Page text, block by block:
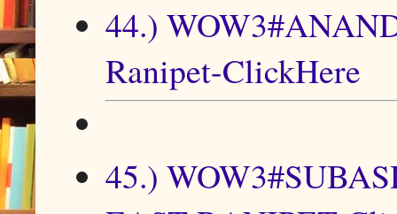
44.)
Ranipet-ClickHere
45.)